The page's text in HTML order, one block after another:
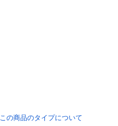
この商品のタイプについて